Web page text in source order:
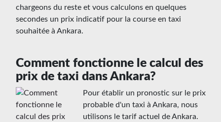
chargeons du reste et vous calculons en quelques
secondes un prix indicatif pour la course en taxi
souhaitée à Ankara.
Comment fonctionne le calcul des
prix de taxi dans Ankara?
Pour établir un pronostic sur le prix
probable d'un taxi à Ankara, nous
utilisons le tarif actuel de Ankara.